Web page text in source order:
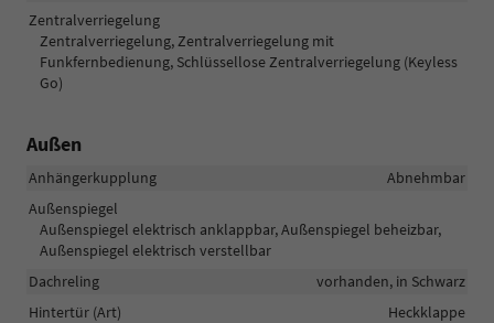
Zentralverriegelung
Zentralverriegelung, Zentralverriegelung mit
Funkfernbedienung, Schlüssellose Zentralverriegelung (Keyless
Go)
Außen
Anhängerkupplung
Abnehmbar
Außenspiegel
Außenspiegel elektrisch anklappbar, Außenspiegel beheizbar,
Außenspiegel elektrisch verstellbar
Dachreling
vorhanden, in Schwarz
Hintertür (Art)
Heckklappe